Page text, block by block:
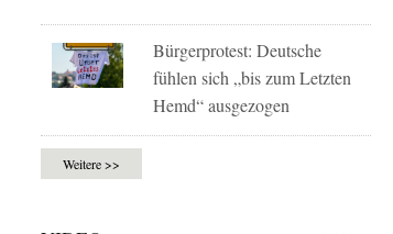
Bürgerprotest: Deutsche
fühlen sich „bis zum Letzten
Hemd“ ausgezogen
Weitere >>